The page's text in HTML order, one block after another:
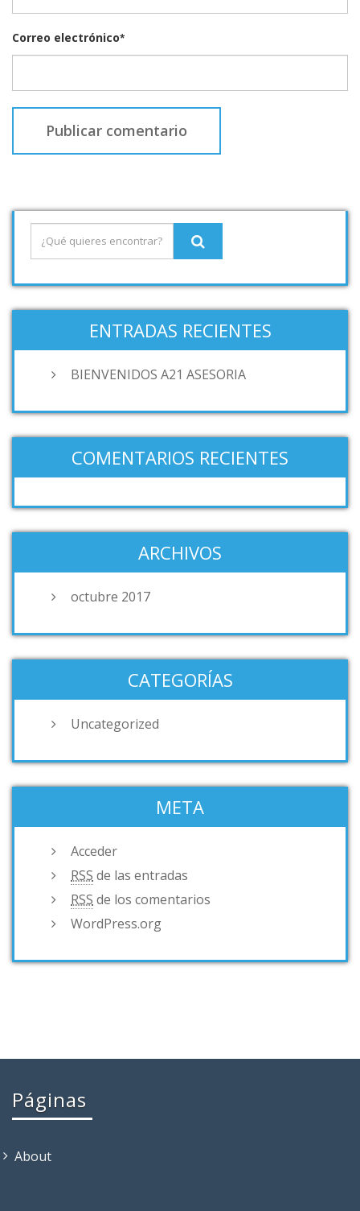
Correo electrónico*
ENTRADAS RECIENTES
BIENVENIDOS A21 ASESORIA
COMENTARIOS RECIENTES
ARCHIVOS
octubre 2017
CATEGORÍAS
Uncategorized
META
Acceder
RSS de las entradas
RSS de los comentarios
WordPress.org
Páginas
About